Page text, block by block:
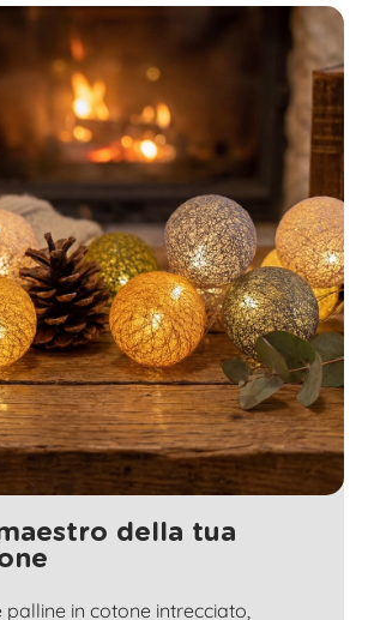
della tua
palline in cotone intrecciato,